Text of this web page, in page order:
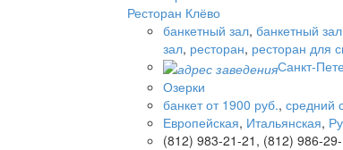
Ресторан Клёво
банкетный зал, банкетный
зал, ресторан, ресторан для
Санкт-
Озерки
банкет от 1900 руб., средний
Европейская, Итальянская,
(812) 983-21-21, (812) 986-